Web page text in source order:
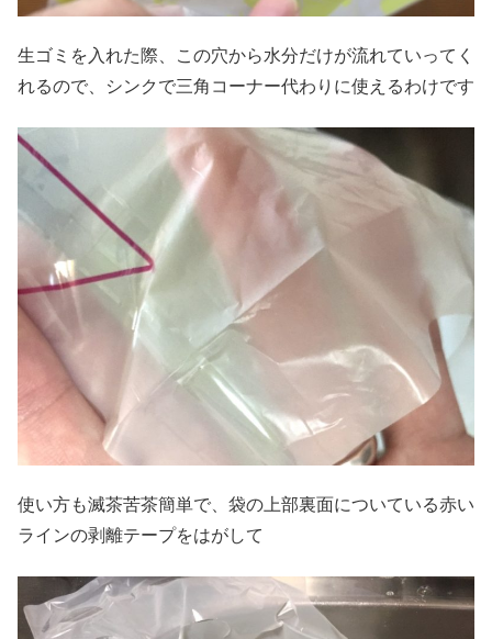
生ゴミを入れた際、この穴から水分だけが流れていってく
れるので、シンクで三角コーナー代わりに使えるわけです
使い方も滅茶苦茶簡単で、袋の上部裏面についている赤い
ラインの剥離テープをはがして